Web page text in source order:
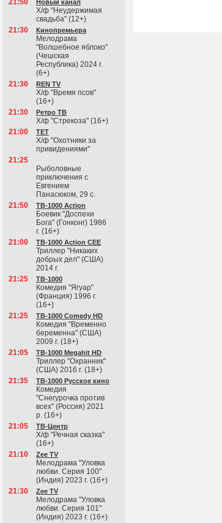
21:50
Новый канал
Х/ф "Неудержимая
свадьба" (12+)
21:30
Кинопремьера
Мелодрама
"Волшебное яблоко"
(Чешская
Республика) 2024 г.
(6+)
21:30
REN TV
Х/ф "Время псов"
(16+)
21:30
Ретро ТВ
Х/ф "Стрекоза" (16+)
21:00
ТЕТ
Х/ф "Охотники за
привидениями"
21:25
Рыболовные
приключения с
Евгением
Панасюком, 29 с.
21:50
ТВ-1000 Action
Боевик "Доспехи
Бога" (Гонконг) 1986
г. (16+)
21:00
ТВ-1000 Action CEE
Триллер "Никаких
добрых дел" (США)
2014 г.
21:25
ТВ-1000
Комедия "Ягуар"
(Франция) 1996 г.
(16+)
21:25
ТВ-1000 Comedy HD
Комедия "Временно
беременна" (США)
2009 г. (18+)
21:05
ТВ-1000 Megahit HD
Триллер "Охранник"
(США) 2016 г. (18+)
21:35
ТВ-1000 Русское кино
Комедия
"Снегурочка против
всех" (Россия) 2021
р. (16+)
21:05
ТВ-Центр
Х/ф "Речная сказка"
(16+)
21:10
Zee TV
Мелодрама "Уловка
любви. Серия 100"
(Индия) 2023 г. (16+)
21:30
Zee TV
Мелодрама "Уловка
любви. Серия 101"
(Индия) 2023 г. (16+)